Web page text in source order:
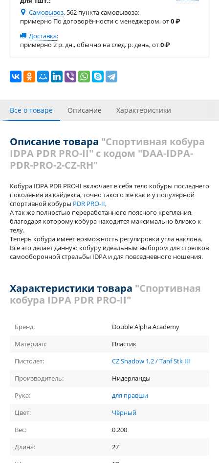
Самовывоз, 562 пункта самовывоза:
примерно По договорённости с менеджером, от0₽
Доставка:
примерно 2 р. дн., обычно на след. р. день, от0₽
Все о товаре Описание Характеристики
Похожие товары
Описание товара "Спортивная кобура
IDPA PDR PRO-II" с кодом "DAA-IDPA-
PDR-PRO-2-CZ-RH"
Кобура IDPA PDR PRO-II включает в себя тело кобуры последнего
поколения из кайдекса, точно такого же как и у популярной
спортивной кобуры PDR PRO-II,
А так же полностью переработанного поясного крепления,
благодаря которому кобура находится максимально близко к
телу.
Теперь кобура имеет возможность регулировки угла наклона.
Всё это делает данную кобуру идеальным выбором для стрелков
самооборонной стрельбы IDPA и для повседневного ношения.
Характеристики товара "Спортивная
кобура IDPA PDR PRO-II"
Бренд:
Double Alpha Academy
Материал:
Пластик
Пистолет:
CZ Shadow 1,2 / Tanf Stk III
Производитель:
Нидерланды
Рука:
для правши
Цвет:
Чёрный
Вес:
0.200
Длина:
27